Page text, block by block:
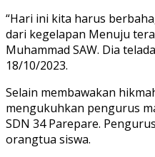
“Hari ini kita harus
dari kegelapan Menuju
Muhammad SAW. Dia
18/10/2023.
Selain membawakan
mengukuhkan pengurus
SDN 34 Parepare.
orangtua siswa.